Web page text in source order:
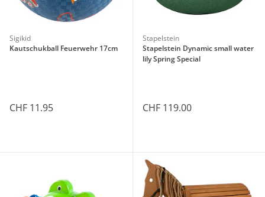
Sigikid
Kautschukball Feuerwehr 17cm
CHF 11.95
Stapelstein
Stapelstein Dynamic small water
lily Spring Special
CHF 119.00